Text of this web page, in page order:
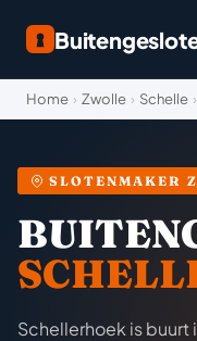
Home › Zwolle › Schelle ›
SLOTENMAKER
Schellerhoek is